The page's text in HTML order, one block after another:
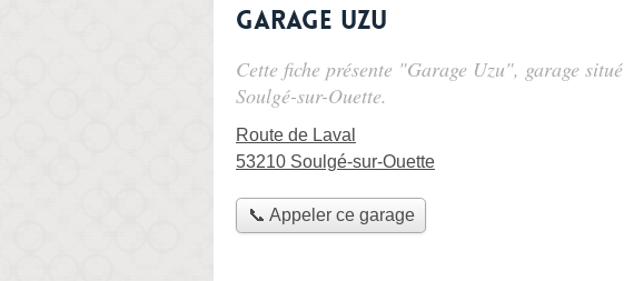
Garage Uzu
Cette fiche présente "Garage Uzu", garage situé
Soulgé-sur-Ouette.
Route de Laval
53210 Soulgé-sur-Ouette
📞 Appeler ce garage